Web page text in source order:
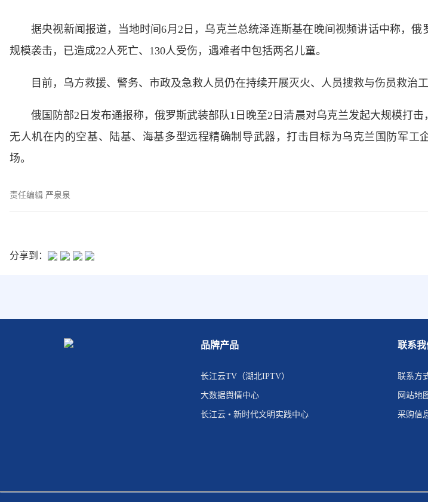
据央视新闻报道，当地时间6月2日，乌克兰总统泽连斯基在晚间视频讲话中称，俄
规模袭击，已造成22人死亡、130人受伤，遇难者中包括两名儿童。
目前，乌方救援、警务、市政及急救人员仍在持续开展灭火、人员搜救与伤员救治工
俄国防部2日发布通报称，俄罗斯武装部队1日晚至2日清晨对乌克兰发起大规模打
无人机在内的空基、陆基、海基多型远程精确制导武器，打击目标为乌克兰国防军工
场。
责任编辑 严泉泉
分享到：
品牌产品
长江云TV（湖北IPTV）
大数据舆情中心
长江云 • 新时代文明实践中心
联系我
联系方
网站地
采购信